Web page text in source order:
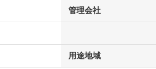
管理会社
用途地域